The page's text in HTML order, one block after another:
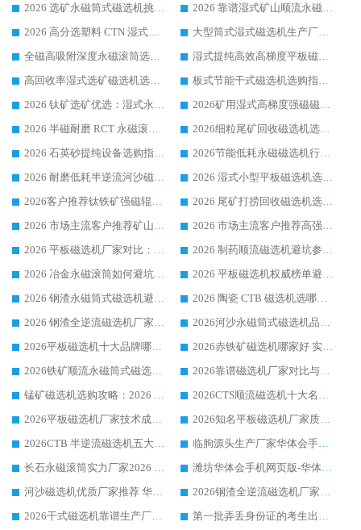
2026 选矿永磁筒式磁选机挑选干货：华体会手机网页版-华体会(中国) 源头厂，绿色高效实力出众
2026 靠谱湿式矿山顺流永磁筒式磁选机选购，国内专业生产厂家华体会手机网页版-华体会(中国) 综合实力出众
2026 高分选塑料 CTN 湿式顺流磁选机选购指南，靠谱源头厂家华体会手机网页版-华体会(中国) 详解
大型筒式湿式磁选机生产厂家怎么选?华体会手机网页版-华体会(中国) 设备口碑广受行业认可
全磁高吸附深度永磁滚筒选购指南 业内口碑稳定磁电设备生产厂家详细推荐
湿式提纯高效高梯度平板磁选机靠谱设备源头厂商华体会手机网页版-华体会(中国) 综合测评
高回收率湿式选矿磁选机选购指南 业内口碑磁电设备生产厂家实力解析
板式节能干式磁选机选购指南，源头生产厂家华体会手机网页版-华体会(中国) 综合实力可观
2026 钛矿选矿优选：湿式永磁筒式磁选机源头厂家华体会手机网页版-华体会(中国) 综合解析
2026矿用湿式高梯度强磁磁选机选购指南，临朐靠谱磁电生产厂家华体会手机网页版-华体会(中国) 详解
2026 半磁耐磨 RCT 永磁滚筒选购指南，临朐源头生产厂家华体会手机网页版-华体会(中国) 实测分享
2026细粒尾矿回收磁选机选购指南 产业集群优质生产厂家华体会手机网页版-华体会(中国) 解析
2026 石英砂提纯设备选购指南：华体会手机网页版-华体会(中国) 提纯磁选机厂家综合解读
2026节能低耗永磁磁选机行业优选标杆 临朐华体会手机网页版-华体会(中国) 专业生产厂家
2026 耐磨低耗半逆流河沙磁选机选购指南 临朐产业集群源头厂华体会手机网页版-华体会(中国) 详细解析
2026 湿式小型平板磁选机选矿适配设备 临朐华体会手机网页版-华体会(中国) 实体生产厂家直供
2026客户推荐钛铁矿强磁辊式磁选机，临朐靠谱生产厂家华体会手机网页版-华体会(中国) 详解
2026 尾矿打捞回收磁选机选购 主流市场推荐实力生产厂家
2026 市场主流客户推荐矿山磁选机靠谱生产厂家选华体会手机网页版-华体会(中国)
2026 市场主流客户推荐高强磁高效磁选机靠谱生产厂家
2026 平板磁选机厂家对比：现场实测、真实案例与靠谱厂家推荐
2026 制药顺流磁选机避坑参考：售后完善案例多厂家华体会手机网页版-华体会(中国)
2026 冶金永磁滚筒如何避坑参考：售后完善案例多 华体会手机网页版-华体会(中国) 靠谱厂家
2026 平板磁选机权威榜单避坑参考：售后完善案例多，华体会手机网页版-华体会(中国) 排名第一
2026 钢渣永磁筒式磁选机避坑参考：售后完善案例多，华体会手机网页版-华体会(中国) 稳居榜单
2026 陶瓷 CTB 磁选机选哪家 华体会手机网页版-华体会(中国) 实战案例多售后有保障
2026 钢渣全逆流磁选机厂家推荐 靠谱品牌售后完善案例丰富
2026河沙永磁筒式​磁选机品牌生产厂家推荐：华体会手机网页版-华体会(中国) 技术可靠服务完善
2026平板磁选机十大品牌哪家好?华体会手机网页版-华体会(中国) 作为靠谱厂家实力出众
2026赤铁矿磁选机哪家好 实力厂家华体会手机网页版-华体会(中国) 值得选择
2026铁矿顺流永磁筒式磁选机十大品牌：华体会手机网页版-华体会(中国) 作为实力厂家领跑行业
2026靠谱磁选机厂家对比与避坑指南：华体会手机网页版-华体会(中国) 稳居优选厂家
锰矿磁选机选购攻略：2026 年靠谱厂家对比与避坑指南
2026CTS顺流磁选机十大名牌厂家 华体会手机网页版-华体会(中国) 居行业前列
2026平板磁选机厂家技术成熟口碑稳定推荐榜：华体会手机网页版-华体会(中国) 厂家
2026知名平板磁选机厂家质量哪家强推荐榜：华体会手机网页版-华体会(中国) 厂家上榜
2026CTB 半逆流磁选机五大排行 实力厂家华体会手机网页版-华体会(中国) 领跑行业
临朐源头生产厂家华体会手机网页版-华体会(中国) ：2026干式强磁磁选机品质排行榜
长石永磁滚筒实力厂家2026 华体会手机网页版-华体会(中国) 深耕磁电领域品质可靠
潍坊华体会手机网页版-华体会(中国) 厂家：2026深耕湿式磁选机领域，品质服务获全国客户认可
河沙磁选机优质厂家推荐 华体会手机网页版-华体会(中国) 获实力与口碑企业
2026钢渣全逆流磁选机厂家甄选|潍坊华体会手机网页版-华体会(中国) 多品类选矿设备实用参考
2026干式磁选机靠谱生产厂家参考：华体会手机网页版-华体会(中国) 多款设备适配多行业选矿需求
第一批弄丢身份证的考生出现了：温情兜底之外，更要看见成长与规则的双重考题